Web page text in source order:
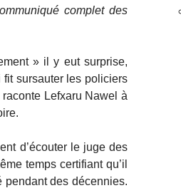
complet des
» il y eut surprise,
sursauter les policiers
Lefxaru Nawel à
d’écouter le juge des
temps certifiant qu’il
pendant des décennies.